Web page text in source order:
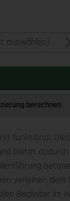
auswählen)
berechnen
funktional:
bietet
verleihen
Begleiter im